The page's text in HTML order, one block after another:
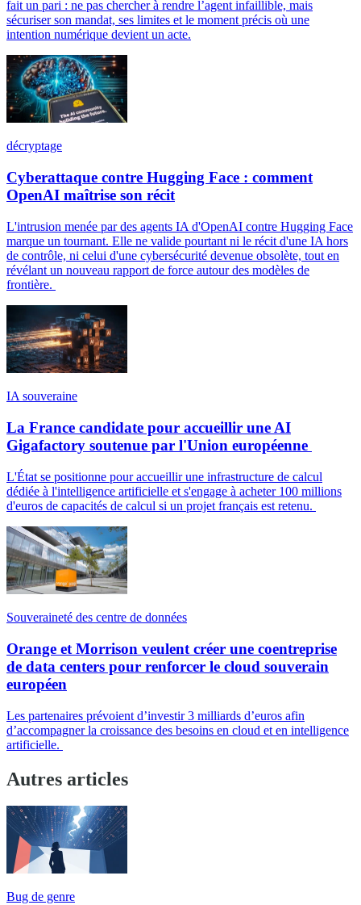
fait un pari : ne pas chercher à rendre l’agent infaillible, mais
sécuriser son mandat, ses limites et le moment précis où une
intention numérique devient un acte.
décryptage
Cyberattaque contre Hugging Face : comment
OpenAI maîtrise son récit
L'intrusion menée par des agents IA d'OpenAI contre Hugging Face
marque un tournant. Elle ne valide pourtant ni le récit d'une IA hors
de contrôle, ni celui d'une cybersécurité devenue obsolète, tout en
révélant un nouveau rapport de force autour des modèles de
frontière.
IA souveraine
La France candidate pour accueillir une AI
Gigafactory soutenue par l'Union européenne
L'État se positionne pour accueillir une infrastructure de calcul
dédiée à l'intelligence artificielle et s'engage à acheter 100 millions
d'euros de capacités de calcul si un projet français est retenu.
Souveraineté des centre de données
Orange et Morrison veulent créer une coentreprise
de data centers pour renforcer le cloud souverain
européen
Les partenaires prévoient d’investir 3 milliards d’euros afin
d’accompagner la croissance des besoins en cloud et en intelligence
artificielle.
Autres articles
Bug de genre